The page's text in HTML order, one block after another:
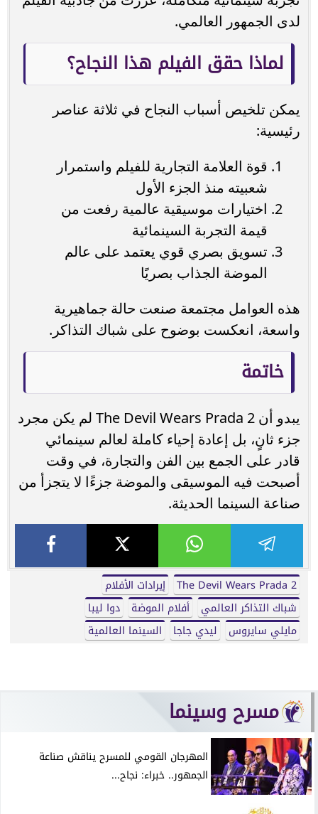
لدى الجمهور العالمي.
لماذا حقق الفيلم هذا النجاح؟
يمكن تلخيص أسباب النجاح في ثلاثة عناصر
رئيسية:
قوة العلامة التجارية للفيلم واستمرار
شعبيته منذ الجزء الأول
اختيارات موسيقية عالمية رفعت من
قيمة التجربة السينمائية
تسويق بصري قوي يعتمد على عالم
الموضة الجذاب بصريًا
هذه العوامل مجتمعة صنعت حالة جماهيرية
واسعة، انعكست بوضوح على شباك التذاكر.
خاتمة
يبدو أن The Devil Wears Prada 2 لم يكن مجرد
جزء ثانٍ، بل إعادة إحياء كاملة لعالم سينمائي
قادر على الجمع بين الفن والتجارة، في وقت
أصبحت فيه الموسيقى والموضة جزءًا لا يتجزأ من
صناعة السينما الحديثة.
The Devil Wears Prada 2
إيرادات الأفلام
شباك التذاكر العالمي
أفلام الموضة
دوا ليبا
مايلي سايروس
ليدي جاجا السينما العالمية
مسرح وسينما
المهرجان القومي للمسرح يناقش صناعة
الجمهور.. خبراء: نجاح...